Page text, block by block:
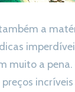
a
muito a